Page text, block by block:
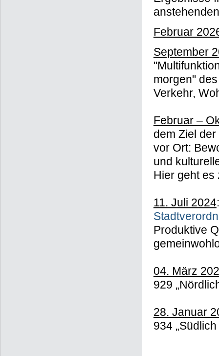
Februar
September
morgen"
Verkehr,
Februar –
dem Ziel
vor Ort:
und
Hier geht
11. Juli 2024
Produktive
04. März
929
28. Januar
934